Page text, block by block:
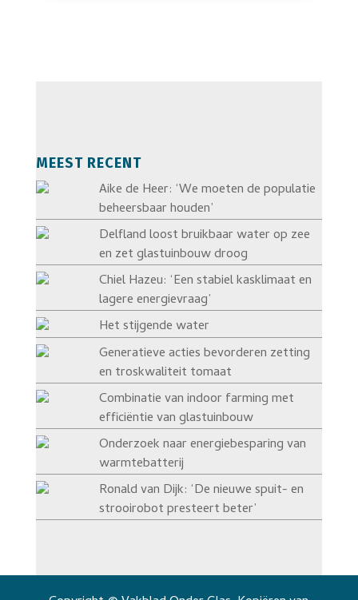
MEEST RECENT
Aike de Heer: ‘We moeten de populatie
beheersbaar houden’
Delfland loost bruikbaar water op zee
en zet glastuinbouw droog
Chiel Hazeu: ‘Een stabiel kasklimaat en
lagere energievraag’
Het stijgende water
Generatieve acties bevorderen zetting
en troskwaliteit tomaat
Combinatie van indoor farming met
efficiëntie van glastuinbouw
Onderzoek naar energiebesparing van
warmtebatterij
Ronald van Dijk: ‘De nieuwe spuit- en
strooirobot presteert beter’